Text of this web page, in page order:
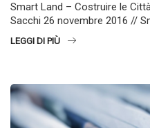
Smart Land – Costruire le
Sacchi 26 novembre 2016 //
LEGGI DI PIÙ